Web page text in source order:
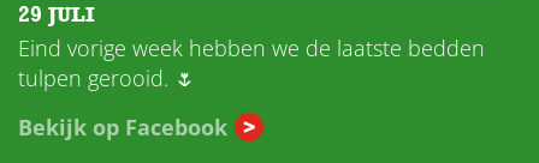
29 JULI
Eind vorige week hebben we de laatste bedden
tulpen gerooid. 🌷
Bekijk op Facebook